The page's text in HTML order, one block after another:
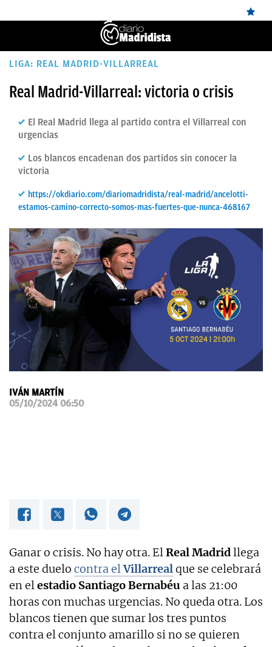
ÚLTIMAS
MADRID
CANTERA
FICHAJES
FEMENINO
PAPARAZZI
OKDIARIO
LIGA: REAL MADRID-VILLARREAL
Real Madrid-Villarreal: victoria o crisis
El Real Madrid llega al partido contra el Villarreal con
urgencias
Los blancos encadenan dos partidos sin conocer la
victoria
https://okdiario.com/diariomadridista/real-madrid/ancelotti-
estamos-camino-correcto-somos-mas-fuertes-que-nunca-468167
IVÁN MARTÍN
05/10/2024 06:50
Ganar o crisis. No hay otra. ElReal Madridllega
a este duelo contra elVillarrealque se celebrará
en elestadio Santiago Bernabéu a las 21:00
horas con muchas urgencias. No queda otra. Los
blancos tienen que sumar los tres puntos
contra el conjunto amarillo si no se quieren